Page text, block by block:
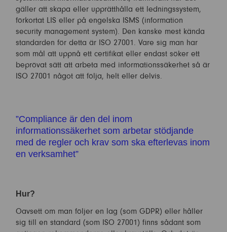
gäller att skapa eller upprätthålla ett ledningssystem,
förkortat LIS eller på engelska ISMS (information
security management system). Den kanske mest kända
standarden för detta är ISO 27001. Vare sig man har
som mål att uppnå ett certifikat eller endast söker ett
beprövat sätt att arbeta med informationssäkerhet så är
ISO 27001 något att följa, helt eller delvis.
”Compliance är den del inom
informationssäkerhet som arbetar stödjande
med de regler och krav som ska efterlevas inom
en verksamhet”
Hur?
Oavsett om man följer en lag (som GDPR) eller håller
sig till en standard (som ISO 27001) finns sådant som